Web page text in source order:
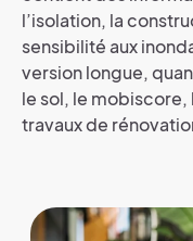
l’isolation, la
sensibilité aux
version longue,
le sol, le mobiscore,
travaux de